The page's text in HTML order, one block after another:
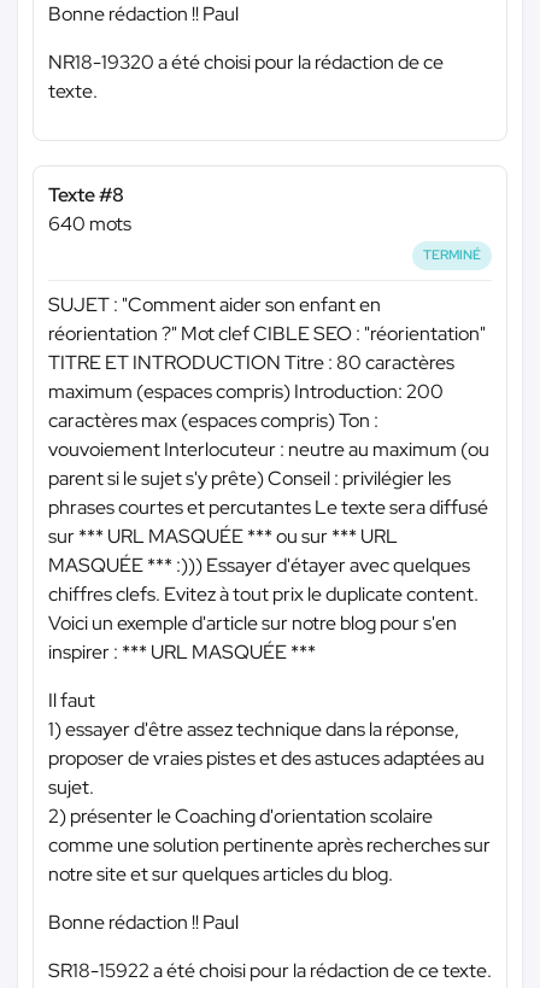
Bonne rédaction !! Paul
NR18-19320 a été choisi pour la rédaction de ce
texte.
Texte #8
640 mots
TERMINÉ
SUJET : "Comment aider son enfant en
réorientation ?" Mot clef CIBLE SEO : "réorientation"
TITRE ET INTRODUCTION Titre : 80 caractères
maximum (espaces compris) Introduction: 200
caractères max (espaces compris) Ton :
vouvoiement Interlocuteur : neutre au maximum (ou
parent si le sujet s'y prête) Conseil : privilégier les
phrases courtes et percutantes Le texte sera diffusé
sur*** URL MASQUÉE ***ou sur*** URL
MASQUÉE *** :))) Essayer d'étayer avec quelques
chiffres clefs. Evitez à tout prix le duplicate content.
Voici un exemple d'article sur notre blog pour s'en
inspirer : *** URL MASQUÉE ***
Il faut
1) essayer d'être assez technique dans la réponse,
proposer de vraies pistes et des astuces adaptées au
sujet.
2) présenter le Coaching d'orientation scolaire
comme une solution pertinente après recherches sur
notre site et sur quelques articles du blog.
Bonne rédaction !! Paul
SR18-15922 a été choisi pour la rédaction de ce texte.